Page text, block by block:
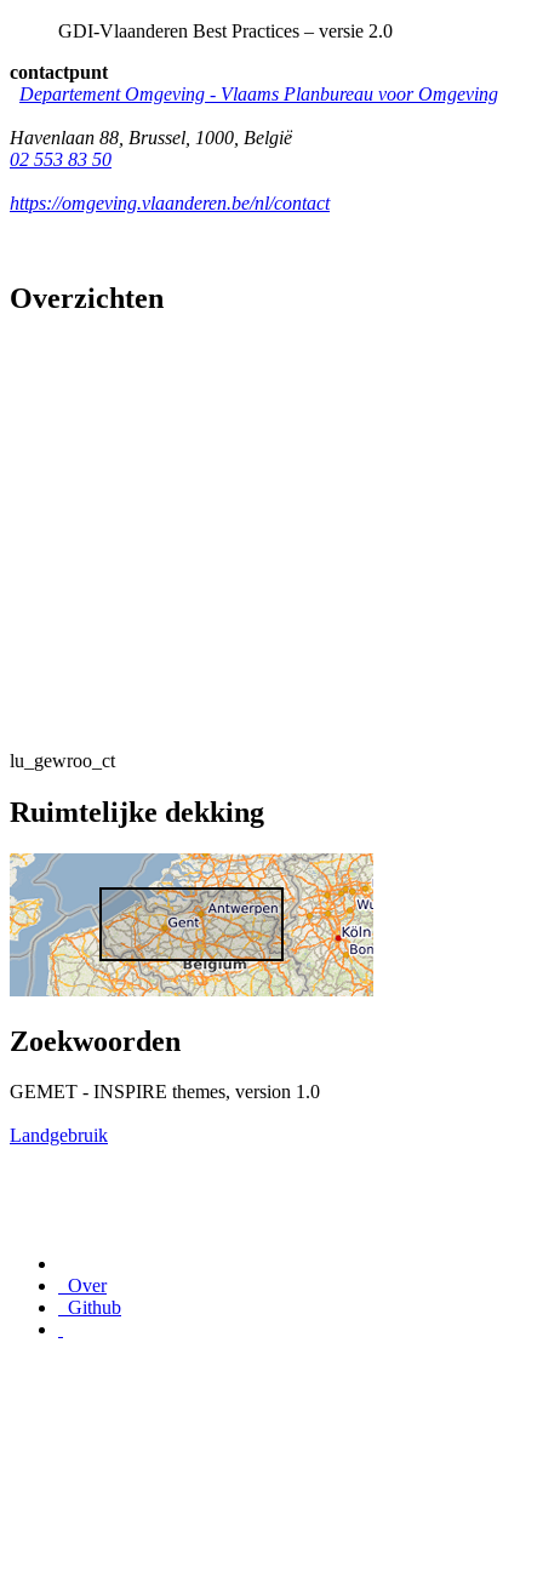
GDI-Vlaanderen Best Practices – versie 2.0
contactpunt
Departement Omgeving - Vlaams Planbureau voor Omgeving
Havenlaan 88 Brussel 1000 België
02 553 83 50
https://omgeving.vlaanderen.be/nl/contact
Overzichten
lu_gewroo_ct
Ruimtelijke dekking
Zoekwoorden
GEMET - INSPIRE themes, version 1.0
Landgebruik
Over
Github